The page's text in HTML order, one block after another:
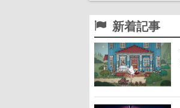
新着記事